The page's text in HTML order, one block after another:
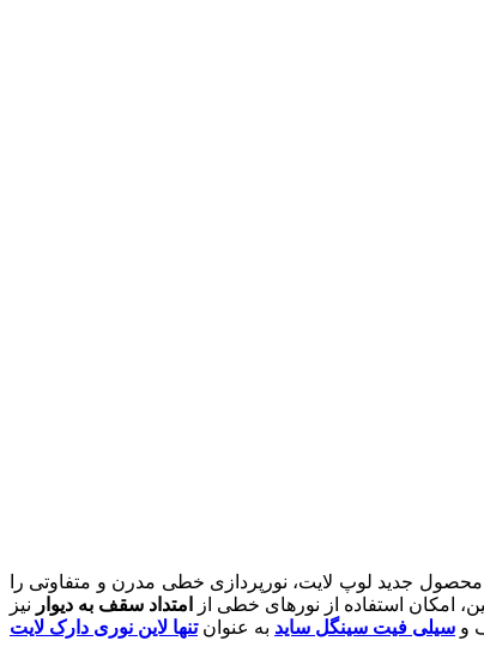
جدید لوپ لایت، نورپردازی خطی مدرن و متفاوتی را
امکان استفاده از نورهای خطی از
امتداد سقف به دیوار نیز
و سیلی فیت سینگل ساید به عنوانتنها لاین نوری دارک لایت